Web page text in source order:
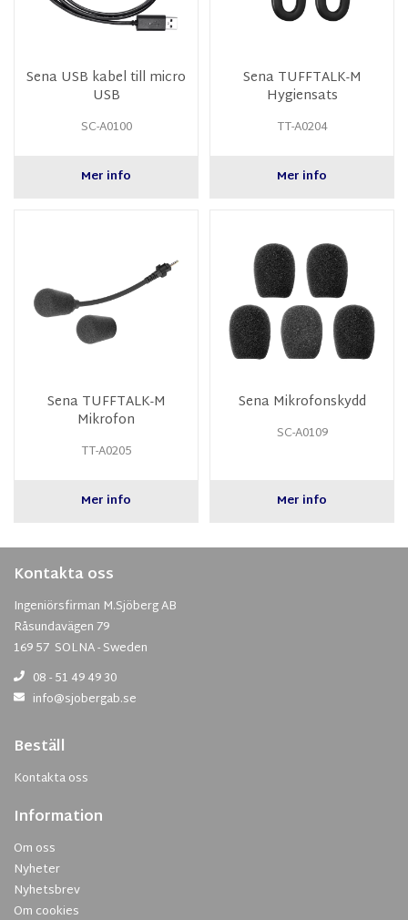
Sena USB kabel till micro
USB
SC-A0100
Mer info
Sena TUFFTALK-M
Hygiensats
TT-A0204
Mer info
Sena TUFFTALK-M
Mikrofon
TT-A0205
Mer info
Sena Mikrofonskydd
SC-A0109
Mer info
Kontakta oss
Ingeniörsfirman M.Sjöberg AB
Råsundavägen 79
169 57 SOLNA - Sweden
08 - 51 49 49 30
info@sjobergab.se
Beställ
Kontakta oss
Information
Om oss
Nyheter
Nyhetsbrev
Om cookies